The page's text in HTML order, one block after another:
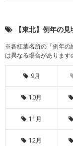
【東北】例年の
※各紅葉名所の「例年の
は異なる場合があります
9月
10月
11月
12月